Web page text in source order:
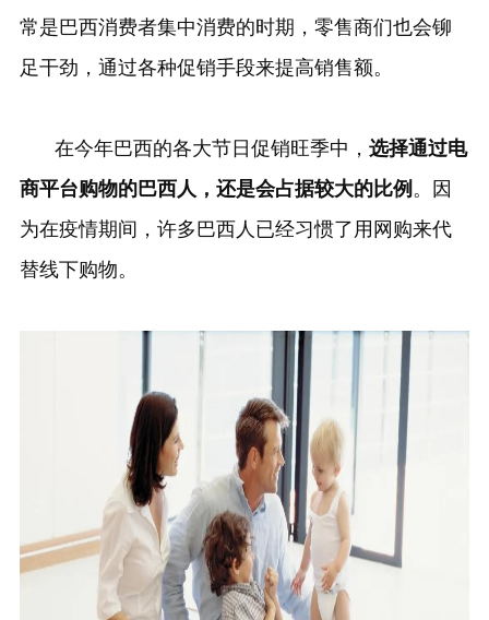
常是巴西消费者集中消费的时期，零售商们也会铆
足干劲，通过各种促销手段来提高销售额。
在今年巴西的各大节日促销旺季中， 选择通过电
商平台购物的巴西人，还是会占据较大的比例 。因
为在疫情期间，许多巴西人已经习惯了用网购来代
替线下购物。